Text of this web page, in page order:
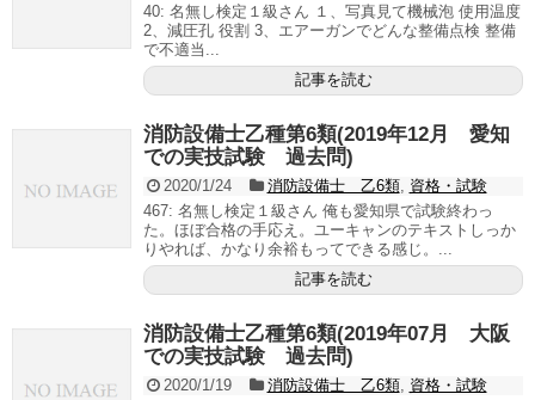
40: 名無し検定１級さん １、写真見て機械泡 使用温度
2、減圧孔 役割 3、エアーガンでどんな整備点検 整備
で不適当...
記事を読む
消防設備士乙種第6類(2019年12月 愛知
での実技試験 過去問)
2020/1/24 消防設備士 乙6類, 資格・試験
467: 名無し検定１級さん 俺も愛知県で試験終わっ
た。ほぼ合格の手応え。ユーキャンのテキストしっか
りやれば、かなり余裕もってできる感じ。...
記事を読む
消防設備士乙種第6類(2019年07月 大阪
での実技試験 過去問)
2020/1/19 消防設備士 乙6類, 資格・試験